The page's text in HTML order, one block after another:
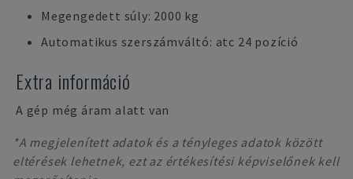
Megengedett súly: 2000 kg
Automatikus szerszámváltó: atc 24 pozíció
Extra információ
A gép még áram alatt van
*A megjelenített adatok és a tényleges adatok között
eltérések lehetnek, ezt az értékesítési képviselőnek kell